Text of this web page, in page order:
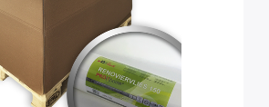
кухне, детской комнате,